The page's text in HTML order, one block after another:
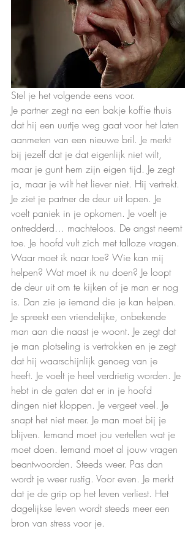
Stel je het volgende eens voor.
Je partner zegt na een bakje koffie thuis
dat hij een uurtje weg gaat voor het laten
aanmeten van een nieuwe bril. Je merkt
bij jezelf dat je dat eigenlijk niet wilt,
maar je gunt hem zijn eigen tijd. Je zegt
ja, maar je wilt het liever niet. Hij vertrekt.
Je ziet je partner de deur uit lopen. Je
voelt paniek in je opkomen. Je voelt je
ontredderd… machteloos. De angst neemt
toe. Je hoofd vult zich met talloze vragen.
Waar moet ik naar toe? Wie kan mij
helpen? Wat moet ik nu doen? Je loopt
de deur uit om te kijken of je man er nog
is. Dan zie je iemand die je kan helpen.
Je spreekt een vriendelijke, onbekende
man aan die naast je woont. Je zegt dat
je man plotseling is vertrokken en je zegt
dat hij waarschijnlijk genoeg van je
heeft. Je voelt je heel verdrietig worden. Je
hebt in de gaten dat er in je hoofd
dingen niet kloppen. Je vergeet veel. Je
snapt het niet meer. Je man moet bij je
blijven. Iemand moet jou vertellen wat je
moet doen. Iemand moet al jouw vragen
beantwoorden. Steeds weer. Pas dan
wordt je weer rustig. Voor even. Je merkt
dat je de grip op het leven verliest. Het
dagelijkse leven wordt steeds meer een
bron van stress voor je.